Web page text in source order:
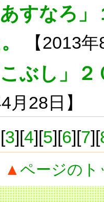
すなろ
【2013
ぶし」
月28日】
3][4][5][6][7][
▲ ページの